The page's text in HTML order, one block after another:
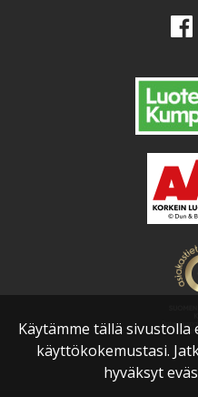
Käytämme tällä
käyttökokemustasi.
hyväksyt